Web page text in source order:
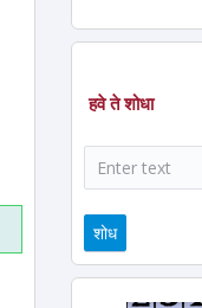
हवे ते शोधा
शोध